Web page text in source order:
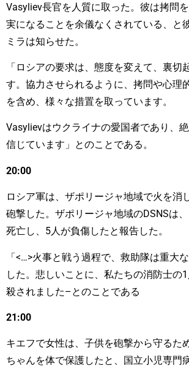
Vasyliev長官を人質に取った。彼は拷問
実になることを余儀なくされている、と
ミラは知らせた。
「ロシアの要求は、態度を変えて、裏切
す。協力させられるように、拷問や心理
を含め、様々な措置を取っています。
Vasylievはウクライナの愛国者であり、
信じています」とのことである。
20:00
ロシア軍は、ザポリージャ地域で火を消
砲撃した。ザポリージャ地域のDSNSは
死亡し、5人が負傷したと報告した。
「<…>火事と戦う過程で、救助隊は重大
した。悲しいことに、私たちの消防士の
殺されました–とのことである
21:00
キエフで女性は、子供を砲撃から守るた
ちゃんを体で保護したと、国立小児専門